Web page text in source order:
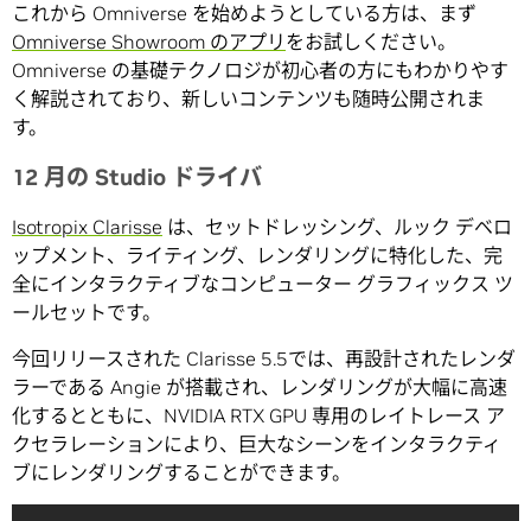
これから Omniverse を始めようとしている方は、まず
Omniverse Showroom のアプリ をお試しください。
Omniverse の基礎テクノロジが初心者の方にもわかりやす
く解説されており、新しいコンテンツも随時公開されま
す。
12 月の Studio ドライバ
Isotropix Clarisse は、セットドレッシング、ルック デベロ
ップメント、ライティング、レンダリングに特化した、完
全にインタラクティブなコンピューター グラフィックス ツ
ールセットです。
今回リリースされた Clarisse 5.5では、再設計されたレンダ
ラーである Angie が搭載され、レンダリングが大幅に高速
化するとともに、NVIDIA RTX GPU 専用のレイトレース ア
クセラレーションにより、巨大なシーンをインタラクティ
ブにレンダリングすることができます。